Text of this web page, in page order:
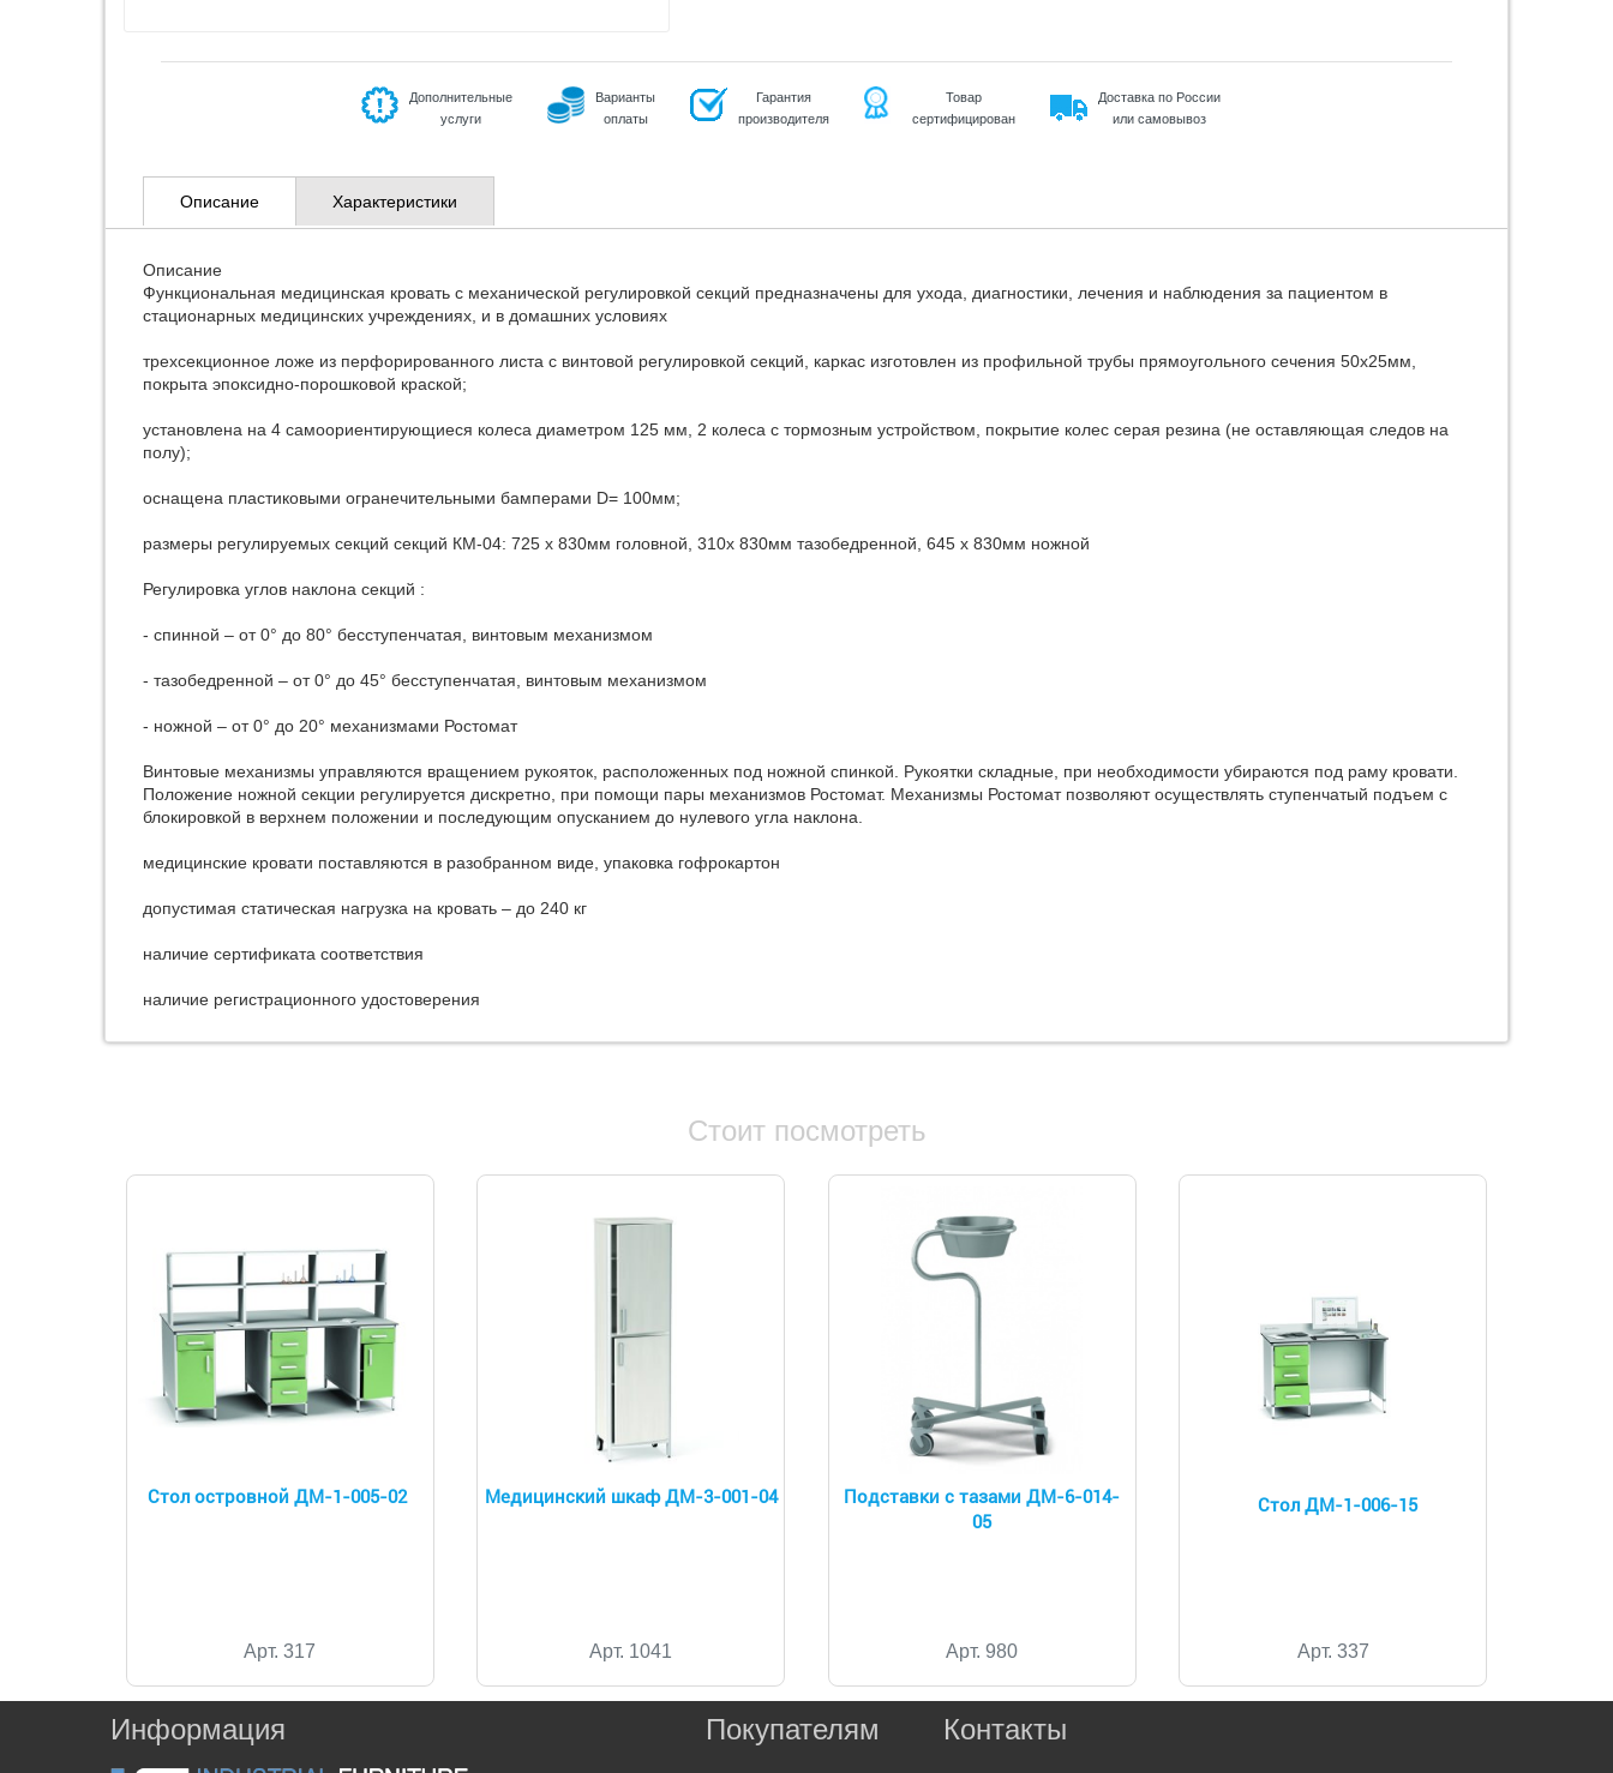
Дополнительные
услуги
Варианты
оплаты
Гарантия
производителя
Товар
сертифицирован
Доставка по России
или самовывоз
Описание Характеристики
Описание
Функциональная медицинская кровать с механической регулировкой секций предназначены для ухода, диагностики, лечения и наблюдения за пациентом в
стационарных медицинских учреждениях, и в домашних условиях
трехсекционное ложе из перфорированного листа с винтовой регулировкой секций, каркас изготовлен из профильной трубы прямоугольного сечения 50х25мм,
покрыта эпоксидно-порошковой краской;
установлена на 4 самоориентирующиеся колеса диаметром 125 мм, 2 колеса с тормозным устройством, покрытие колес серая резина (не оставляющая следов на
полу);
оснащена пластиковыми огранечительными бамперами D= 100мм;
размеры регулируемых секций секций КМ-04: 725 х 830мм головной, 310х 830мм тазобедренной, 645 х 830мм ножной
Регулировка углов наклона секций :
- спинной – от 0° до 80° бесступенчатая, винтовым механизмом
- тазобедренной – от 0° до 45° бесступенчатая, винтовым механизмом
- ножной – от 0° до 20° механизмами Ростомат
Винтовые механизмы управляются вращением рукояток, расположенных под ножной спинкой. Рукоятки складные, при необходимости убираются под раму кровати.
Положение ножной секции регулируется дискретно, при помощи пары механизмов Ростомат. Механизмы Ростомат позволяют осуществлять ступенчатый подъем с
блокировкой в верхнем положении и последующим опусканием до нулевого угла наклона.
медицинские кровати поставляются в разобранном виде, упаковка гофрокартон
допустимая статическая нагрузка на кровать – до 240 кг
наличие сертификата соответствия
наличие регистрационного удостоверения
Стоит посмотреть
Стол островной ДМ-1-005-02
Арт. 317
Медицинский шкаф ДМ-3-001-04
Арт. 1041
Подставки с тазами ДМ-6-014-
05
Арт. 980
Стол ДМ-1-006-15
Арт. 337
Информация Покупателям Контакты